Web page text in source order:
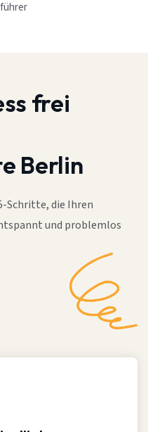
frei
Berlin
Schritte, die Ihren
und problemlos